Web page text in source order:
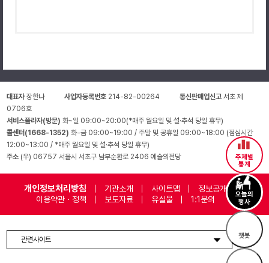
주제별
통계
오늘의
행사
챗봇
대표자장한나 사업자등록번호 214-82-00264 통신판매업신고서초 제
0706호
서비스플라자(방문)화~일 09:00~20:00(*매주 월요일 및 설·추석 당일 휴무)
콜센터(1668-1352)화-금 09:00~19:00 / 주말 및 공휴일 09:00~18:00 (점심시간
12:00~13:00 / *매주 월요일 및 설·추석 당일 휴무)
주소 (우) 06757 서울시 서초구 남부순환로 2406 예술의전당
개인정보처리방침 기관소개 사이트맵
정보공개
이용약관 · 정책
보도자료 유실물 1:1문의
관련사이트